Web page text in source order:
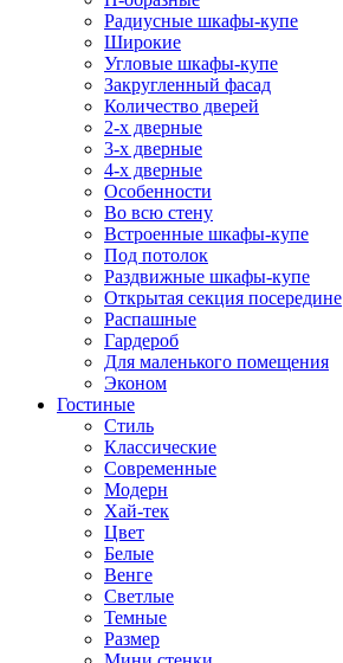
Радиусные шкафы-купе
Широкие
Угловые шкафы-купе
Закругленный фасад
Количество дверей
2-х дверные
3-х дверные
4-х дверные
Особенности
Во всю стену
Встроенные шкафы-купе
Под потолок
Раздвижные шкафы-купе
Открытая секция посередине
Распашные
Гардероб
Для маленького помещения
Эконом
Гостиные
Стиль
Классические
Современные
Модерн
Хай-тек
Цвет
Белые
Венге
Светлые
Темные
Размер